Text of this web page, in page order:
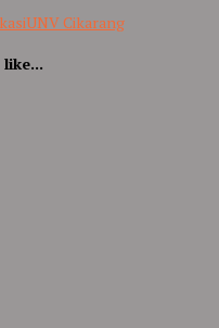
UNV Cikarang
like...